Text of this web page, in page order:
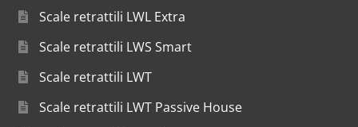
Scale retrattili LWL Extra
Scale retrattili LWS Smart
Scale retrattili LWT
Scale retrattili LWT Passive House